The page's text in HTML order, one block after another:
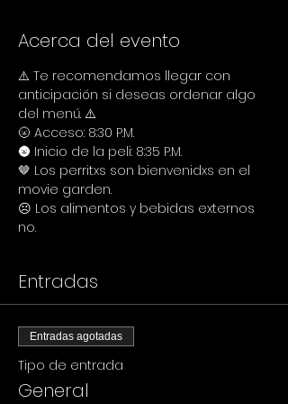
Acerca del evento
⚠️ Te recomendamos llegar con
anticipación si deseas ordenar algo
del menú. ⚠️
🌝 Acceso: 8:30 P.M.
🌚 Inicio de la peli: 8:35 P.M.
🤎 Los perritxs son bienvenidxs en el
movie garden.
☹️ Los alimentos y bebidas externos
no.
Entradas
Entradas agotadas
Tipo de entrada
General